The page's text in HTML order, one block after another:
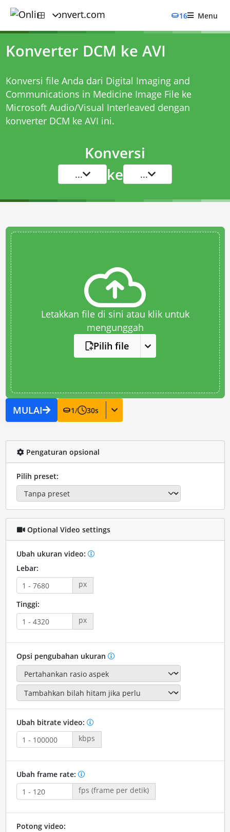
16 Menu
Konverter DCM ke AVI
Konversi file Anda dari Digital Imaging and
Communications in Medicine Image File ke
Microsoft Audio/Visual Interleaved dengan
konverter DCM ke AVI ini.
Konversi
... ke ...
Letakkan file di sini atau klik untuk
mengunggah
Pilih file
MULAI 1/ 30s
Pengaturan opsional
Pilih preset:
Optional Video settings
Ubah ukuran video:
Lebar:
px
Tinggi:
px
Opsi pengubahan ukuran
Ubah bitrate video:
kbps
Ubah frame rate:
fps (frame per detik)
Potong video: